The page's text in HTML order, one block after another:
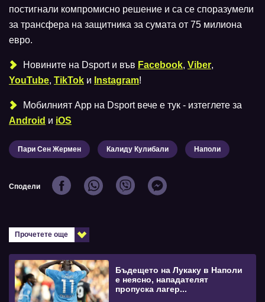
постигнали компромисно решение и са се споразумели
за трансфера на защитника за сумата от 75 милиона
евро.
Новините на Dsport и във Facebook, Viber,
YouTube, TikTok и Instagram!
Мобилният Аpp на Dsport вече е тук - изтеглете за
Android и iOS
Пари Сен Жермен Калиду Кулибали Наполи
Сподели
Прочетете още
Бъдещето на Лукаку в Наполи
е неясно, нападателят
пропуска лагер...